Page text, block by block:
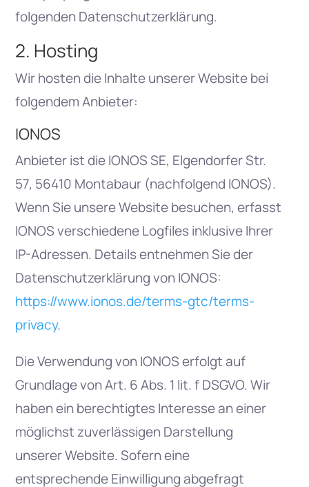
folgenden Datenschutzerklärung.
2. Hosting
Wir hosten die Inhalte unserer Website bei
folgendem Anbieter:
IONOS
Anbieter ist die IONOS SE, Elgendorfer Str.
57, 56410 Montabaur (nachfolgend IONOS).
Wenn Sie unsere Website besuchen, erfasst
IONOS verschiedene Logfiles inklusive Ihrer
IP-Adressen. Details entnehmen Sie der
Datenschutzerklärung von IONOS:
https://www.ionos.de/terms-gtc/terms-
privacy.
Die Verwendung von IONOS erfolgt auf
Grundlage von Art. 6 Abs. 1 lit. f DSGVO. Wir
haben ein berechtigtes Interesse an einer
möglichst zuverlässigen Darstellung
unserer Website. Sofern eine
entsprechende Einwilligung abgefragt